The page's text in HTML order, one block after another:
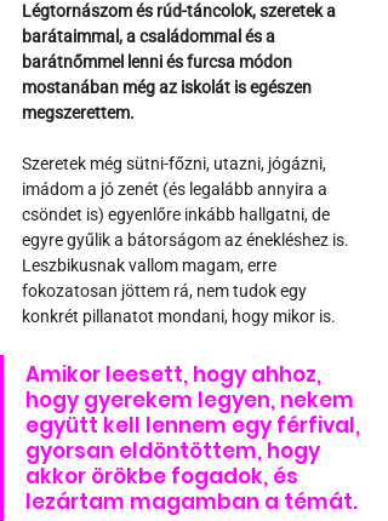
Légtornászom és rúd-táncolok, szeretek a
barátaimmal, a családommal és a
barátnőmmel lenni és furcsa módon
mostanában még az iskolát is egészen
megszerettem.
Szeretek még sütni-főzni, utazni, jógázni,
imádom a jó zenét (és legalább annyira a
csöndet is) egyenlőre inkább hallgatni, de
egyre gyűlik a bátorságom az énekléshez is.
Leszbikusnak vallom magam, erre
fokozatosan jöttem rá, nem tudok egy
konkrét pillanatot mondani, hogy mikor is.
Amikor leesett, hogy ahhoz,
hogy gyerekem legyen, nekem
együtt kell lennem egy férfival,
gyorsan eldöntöttem, hogy
akkor örökbe fogadok, és
lezártam magamban a témát.